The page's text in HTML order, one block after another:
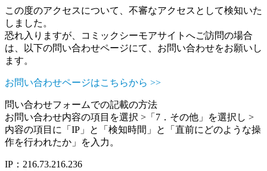
この度のアクセスについて、不審なアクセスとして検知いた
しました。
恐れ入りますが、コミックシーモアサイトへご訪問の場合
は、以下の問い合わせページにて、お問い合わせをお願いし
ます。
お問い合わせページはこちらから >>
問い合わせフォームでの記載の方法
お問い合わせ内容の項目を選択 >「7．その他」を選択し >
内容の項目に「IP」と「検知時間」と「直前にどのような操
作を行われたか」を入力。
IP：216.73.216.236